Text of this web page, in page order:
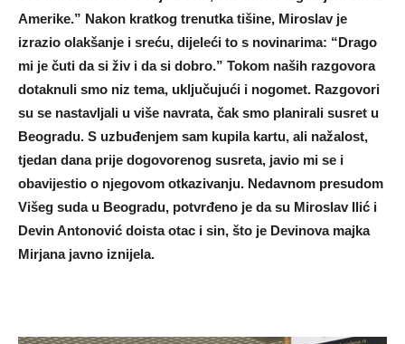
Amerike.” Nakon kratkog trenutka tišine, Miroslav je
izrazio olakšanje i sreću, dijeleći to s novinarima: “Drago
mi je čuti da si živ i da si dobro.” Tokom naših razgovora
dotaknuli smo niz tema, uključujući i nogomet. Razgovori
su se nastavljali u više navrata, čak smo planirali susret u
Beogradu. S uzbuđenjem sam kupila kartu, ali nažalost,
tjedan dana prije dogovorenog susreta, javio mi se i
obavijestio o njegovom otkazivanju. Nedavnom presudom
Višeg suda u Beogradu, potvrđeno je da su Miroslav Ilić i
Devin Antonović doista otac i sin, što je Devinova majka
Mirjana javno iznijela.